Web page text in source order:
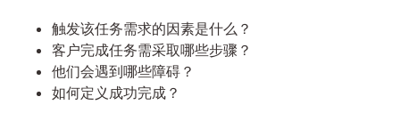
触发该任务需求的因素是什么？
客户完成任务需采取哪些步骤？
他们会遇到哪些障碍？
如何定义成功完成？